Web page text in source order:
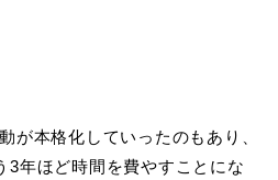
が本格化していったのもあり、
3年ほど時間を費やすことにな